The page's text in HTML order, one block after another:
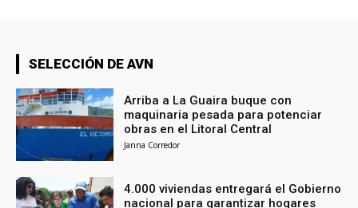
SELECCIÓN DE AVN
Arriba a La Guaira buque con
maquinaria pesada para potenciar
obras en el Litoral Central
Janna Corredor
4.000 viviendas entregará el Gobierno
nacional para garantizar hogares